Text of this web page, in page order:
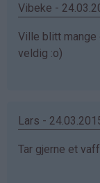
Vibeke -
Ville blitt mange
veldig :o)
Lars -
Tar gjerne et